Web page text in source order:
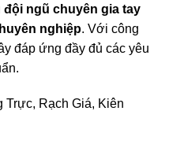
đội ngũ chuyên gia tay
nghiệp. Với công
đáp ứng đầy đủ các yêu
Trực, Rạch Giá, Kiên